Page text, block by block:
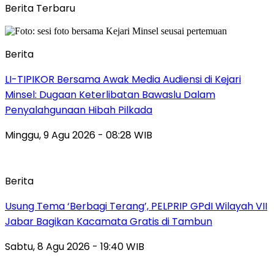
Berita Terbaru
Berita
LI-TIPIKOR Bersama Awak Media Audiensi di Kejari
Minsel: Dugaan Keterlibatan Bawaslu Dalam
Penyalahgunaan Hibah Pilkada
Minggu, 9 Agu 2026 - 08:28 WIB
Berita
‎Usung Tema ‘Berbagi Terang’, PELPRIP GPdI Wilayah VII
Jabar Bagikan Kacamata Gratis di Tambun
Sabtu, 8 Agu 2026 - 19:40 WIB